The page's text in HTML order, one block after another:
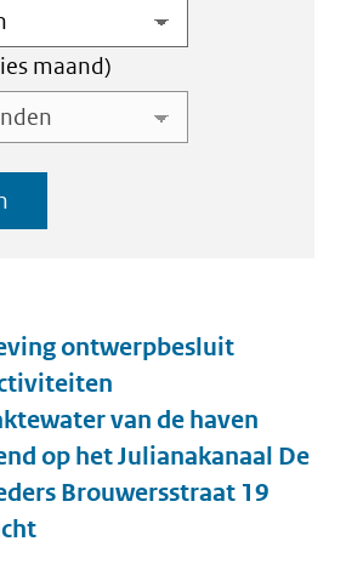
maand)
ontwerpbesluit
van de haven
op het Julianakanaal De
Brouwersstraat 19